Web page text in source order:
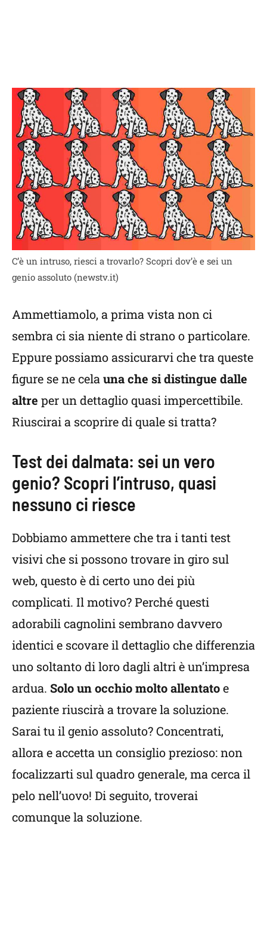
C’è un intruso, riesci a trovarlo? Scopri dov’è e sei un
genio assoluto (newstv.it)
Ammettiamolo, a prima vista non ci
sembra ci sia niente di strano o particolare.
Eppure possiamo assicurarvi che tra queste
figure se ne cela una che si distingue dalle
altre per un dettaglio quasi impercettibile.
Riuscirai a scoprire di quale si tratta?
Test dei dalmata: sei un vero
genio? Scopri l’intruso, quasi
nessuno ci riesce
Dobbiamo ammettere che tra i tanti test
visivi che si possono trovare in giro sul
web, questo è di certo uno dei più
complicati. Il motivo? Perché questi
adorabili cagnolini sembrano davvero
identici e scovare il dettaglio che differenzia
uno soltanto di loro dagli altri è un’impresa
ardua. Solo un occhio molto allentatoe
paziente riuscirà a trovare la soluzione.
Sarai tu il genio assoluto? Concentrati,
allora e accetta un consiglio prezioso: non
focalizzarti sul quadro generale, ma cerca il
pelo nell’uovo! Di seguito, troverai
comunque la soluzione.